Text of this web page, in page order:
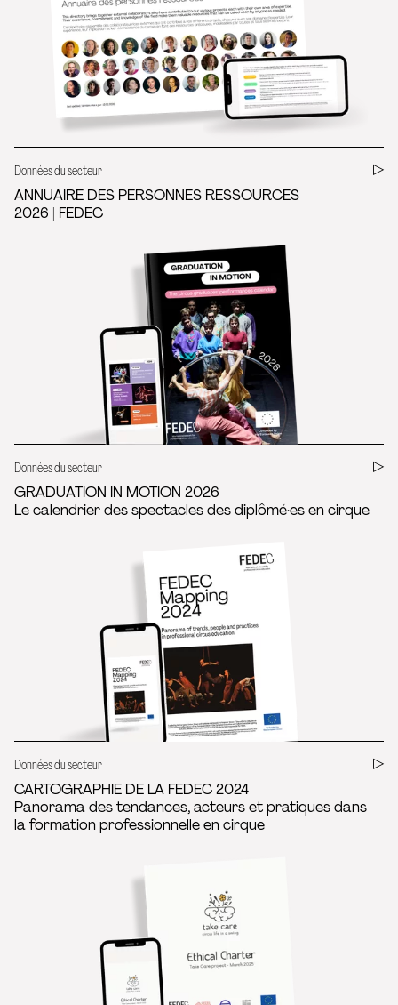
Données du secteur
ANNUAIRE DES PERSONNES RESSOURCES
2026 | FEDEC
Données du secteur
GRADUATION IN MOTION 2026
Le calendrier des spectacles des diplômé·es en cirque
Données du secteur
CARTOGRAPHIE DE LA FEDEC 2024
Panorama des tendances, acteurs et pratiques dans
la formation professionnelle en cirque